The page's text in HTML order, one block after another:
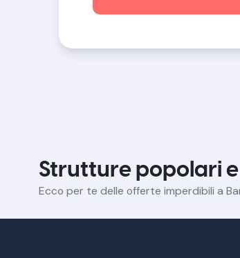
Strutture popolari
Ecco per te delle offerte imperdibili a